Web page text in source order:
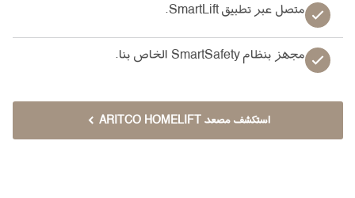
متصل عبر تطبيق SmartLift.
مجهز بنظام SmartSafety الخاص بنا.
استكشف مصعد ARITCO HOMELIFT